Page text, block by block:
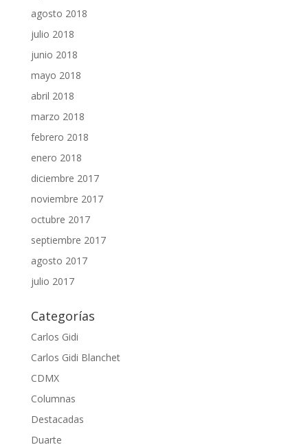
agosto 2018
julio 2018
junio 2018
mayo 2018
abril 2018
marzo 2018
febrero 2018
enero 2018
diciembre 2017
noviembre 2017
octubre 2017
septiembre 2017
agosto 2017
julio 2017
Categorías
Carlos Gidi
Carlos Gidi Blanchet
CDMX
Columnas
Destacadas
Duarte